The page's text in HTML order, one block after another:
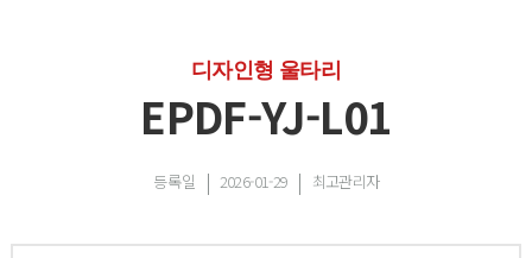
디자인형 울타리
EPDF-YJ-L01
등록일 2026-01-29 최고관리자